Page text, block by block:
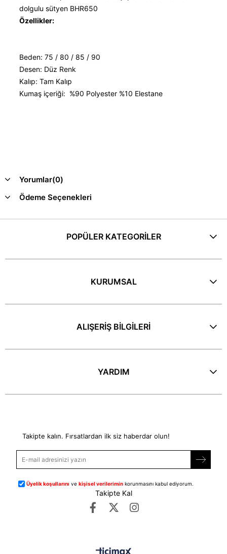
dolgulu sütyen BHR650
Özellikler:
Beden: 75 / 80 / 85 / 90
Desen: Düz Renk
Kalıp: Tam Kalıp
Kumaş içeriği: %90 Polyester %10 Elestane
Yorumlar(0)
Ödeme Seçenekleri
POPÜLER KATEGORİLER
KURUMSAL
ALIŞERİŞ BİLGİLERİ
YARDIM
Takipte kalın. Fırsatlardan ilk siz haberdar olun!
Üyelik koşullarını vekişisel verilerimin korunmasını kabul ediyorum.
Takipte Kal